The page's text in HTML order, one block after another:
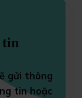
tin
gửi thông
tinhoặc